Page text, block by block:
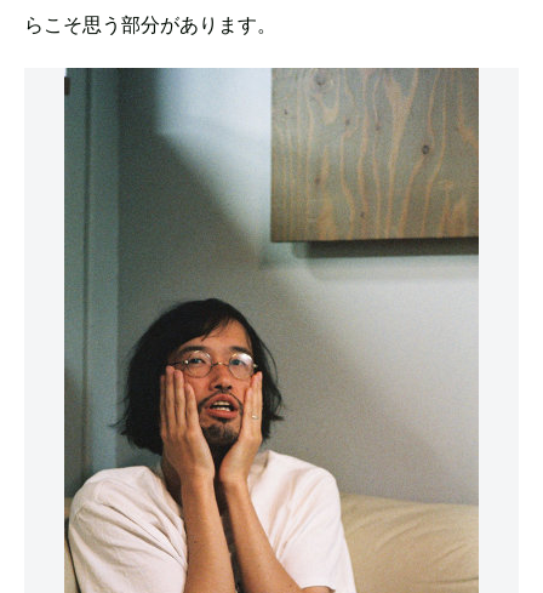
らこそ思う部分があります。